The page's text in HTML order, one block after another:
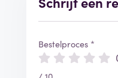
Bestelproces *